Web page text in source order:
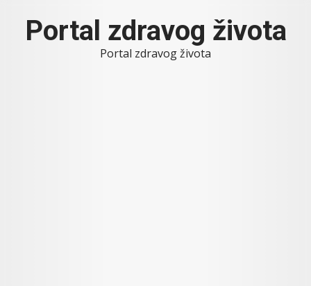
contentPortal zdravog života
Portal zdravog života